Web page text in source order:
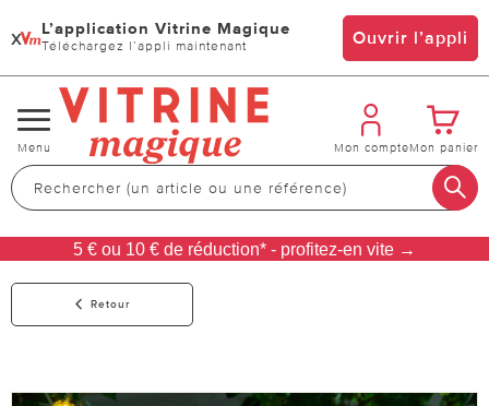
x L’application Vitrine Magique
Téléchargez l’appli maintenant Ouvrir l’appli
Changer
de
navigation
Menu Mon compteMon panier
5 € ou 10 € de réduction* - profitez-en vite →
Retour